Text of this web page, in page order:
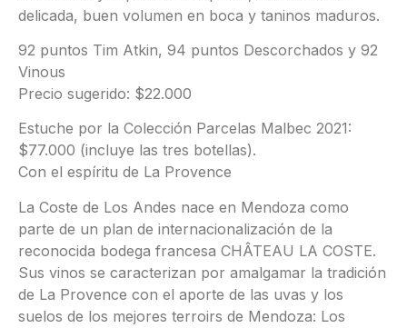
delicada, buen volumen en boca y taninos maduros.
92 puntos Tim Atkin, 94 puntos Descorchados y 92
Vinous
Precio sugerido: $22.000
Estuche por la Colección Parcelas Malbec 2021:
$77.000 (incluye las tres botellas).
Con el espíritu de La Provence
La Coste de Los Andes nace en Mendoza como
parte de un plan de internacionalización de la
reconocida bodega francesa CHÂTEAU LA COSTE.
Sus vinos se caracterizan por amalgamar la tradición
de La Provence con el aporte de las uvas y los
suelos de los mejores terroirs de Mendoza: Los